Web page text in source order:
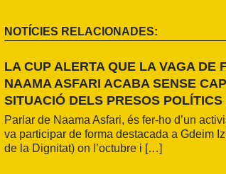
NOTÍCIES RELACIONADES:
LA CUP ALERTA QUE LA VAGA DE
NAAMA ASFARI ACABA SENSE
SITUACIÓ DELS PRESOS
Parlar de Naama Asfari, és fer-ho d’un
va participar de forma destacada a Gdeim
de la Dignitat) on l’octubre i […]